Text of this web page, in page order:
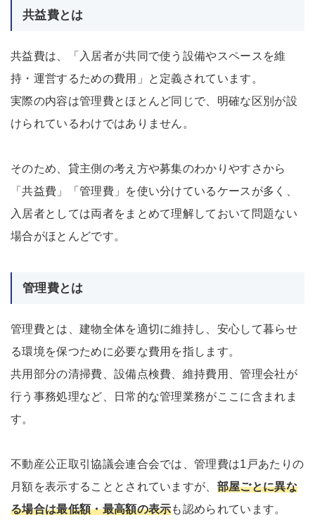
共益費とは
共益費は、「入居者が共同で使う設備やスペースを維
持・運営するための費用」と定義されています。
実際の内容は管理費とほとんど同じで、明確な区別が設
けられているわけではありません。
そのため、貸主側の考え方や募集のわかりやすさから
「共益費」「管理費」を使い分けているケースが多く、
入居者としては両者をまとめて理解しておいて問題ない
場合がほとんどです。
管理費とは
管理費とは、建物全体を適切に維持し、安心して暮らせ
る環境を保つために必要な費用を指します。
共用部分の清掃費、設備点検費、維持費用、管理会社が
行う事務処理など、日常的な管理業務がここに含まれま
す。
不動産公正取引協議会連合会では、管理費は1戸あたりの
月額を表示することとされていますが、 部屋ごとに異な
る場合は最低額・最高額の表示も認められています。